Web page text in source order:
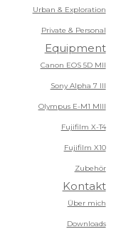
Urban & Exploration
Private & Personal
Equipment
Canon EOS 5D MII
Sony Alpha 7 III
Olympus E-M1 MIII
Fujifilm X-T4
Fujifilm X10
Zubehör
Kontakt
Über mich
Downloads